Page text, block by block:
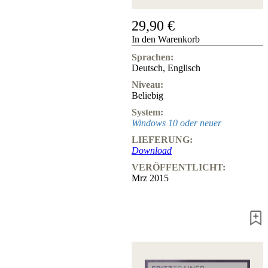
29,90 €
In den Warenkorb
Sprachen:
Deutsch, Englisch
Niveau:
Beliebig
System:
Windows 10 oder neuer
LIEFERUNG:
Download
VERÖFFENTLICHT:
Mrz 2015
Hotline
Chessbase
Accounts
Mitgliedschaft
Dukaten
Schachprogramme
Fritz
ChessBase
Programmpakete
Programm-
Upgrade
CB-
Pakete
Master
Weltmeisterschach